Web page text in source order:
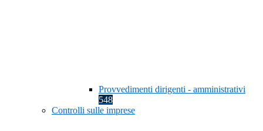
Provvedimenti dirigenti - amministrativi
548
Controlli sulle imprese